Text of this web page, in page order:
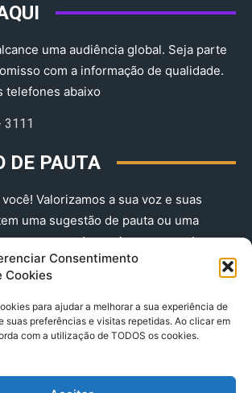
Consentimento
Cookies
para ajudar a melhorar a sua experiência de
suas preferências e visitas repetidas. Ao clicar em
com a utilização de TODOS os cookies.
uma audiência global. Seja parte
com a informação de qualidade.
telefones abaixo
3111
DE PAUTA
Valorizamos a sua voz e suas
uma sugestão de pauta ou uma
ser contada, envie-nos agora!
3111